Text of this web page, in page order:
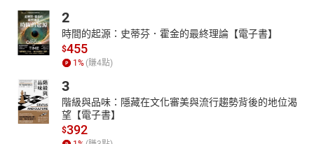
2
時間的起源：史蒂芬．霍金的最終理論【電子書】
$455
1 % (賺4點)
3
階級與品味：隱藏在文化審美與流行趨勢背後的地位渴
望【電子書】
$392